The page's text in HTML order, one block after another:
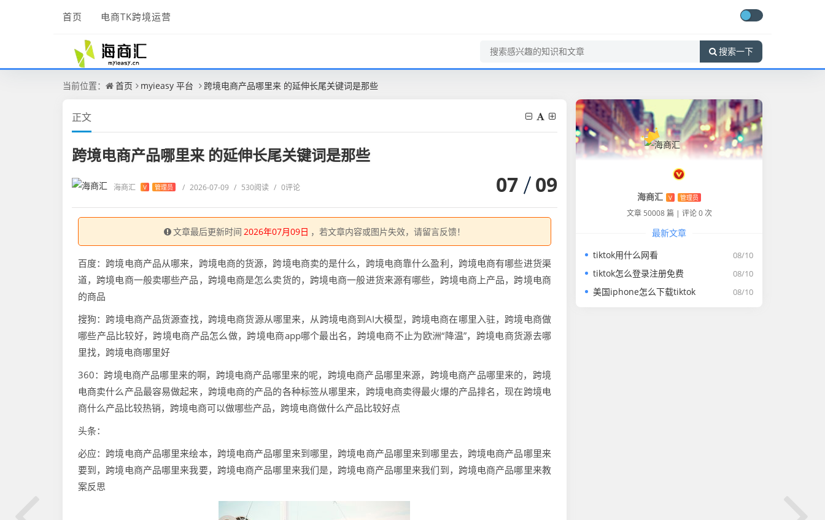
首页 电商TK跨境运营
搜索一下
当前位置： 首页 myieasy 平台 跨境电商产品哪里来 的延伸长尾关键词是那些
正文
跨境电商产品哪里来 的延伸长尾关键词是那些
海商汇 V 管理员 / 2026-07-09 / 530阅读 / 0评论 07 09
文章最后更新时间 2026年07月09日 ，若文章内容或图片失效，请留言反馈！
百度：跨境电商产品从哪来，跨境电商的货源，跨境电商卖的是什么，跨境电商靠什么盈利，跨境电商有哪些进货渠
道，跨境电商一般卖哪些产品，跨境电商是怎么卖货的，跨境电商一般进货来源有哪些，跨境电商上产品，跨境电商
的商品
搜狗：跨境电商产品货源查找，跨境电商货源从哪里来，从跨境电商到AI大模型，跨境电商在哪里入驻，跨境电商做
哪些产品比较好，跨境电商产品怎么做，跨境电商app哪个最出名，跨境电商不止为欧洲“降温”，跨境电商货源去哪
里找，跨境电商哪里好
360：跨境电商产品哪里来的啊，跨境电商产品哪里来的呢，跨境电商产品哪里来源，跨境电商产品哪里来的，跨境
电商卖什么产品最容易做起来，跨境电商的产品的各种标签从哪里来，跨境电商卖得最火爆的产品排名，现在跨境电
商什么产品比较热销，跨境电商可以做哪些产品，跨境电商做什么产品比较好点
头条：
必应：跨境电商产品哪里来绘本，跨境电商产品哪里来到哪里，跨境电商产品哪里来到哪里去，跨境电商产品哪里来
要到，跨境电商产品哪里来我要，跨境电商产品哪里来我们是，跨境电商产品哪里来我们到，跨境电商产品哪里来教
案反思
海商汇 V 管理员
文章 50008 篇 | 评论 0 次
最新文章
08/10
tiktok用什么网看
08/10
tiktok怎么登录注册免费
08/10
美国iphone怎么下载tiktok